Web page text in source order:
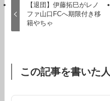
【退団】伊藤拓巳がレノ
ファ山口FCへ期限付き移
籍やちゃ
この記事を書いた人